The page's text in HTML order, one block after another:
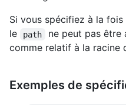
Si vous spécifiez à la fois
le
path
ne peut pas être
comme relatif à la racine
Exemples de